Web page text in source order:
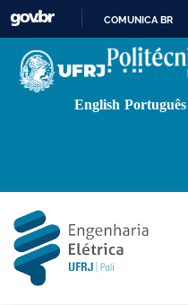
COMUNICA BR
English Português